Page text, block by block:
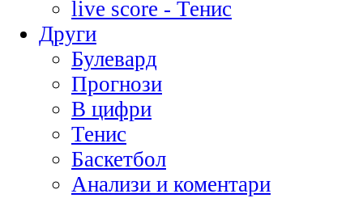
live score - Тенис
Други
Булевард
Прогнози
В цифри
Тенис
Баскетбол
Анализи и коментари